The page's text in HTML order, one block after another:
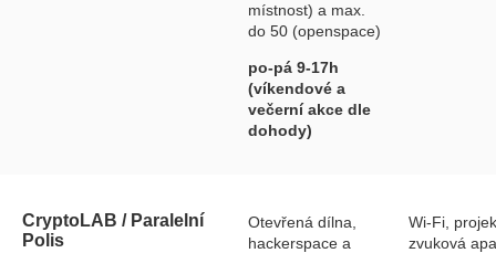
místnost) a max.
do 50 (openspace)
po-pá 9-17h
(víkendové a
večerní akce dle
dohody)
CryptoLAB / Paralelní
Polis
Otevřená dílna,
hackerspace a
Wi-Fi,
zvuková